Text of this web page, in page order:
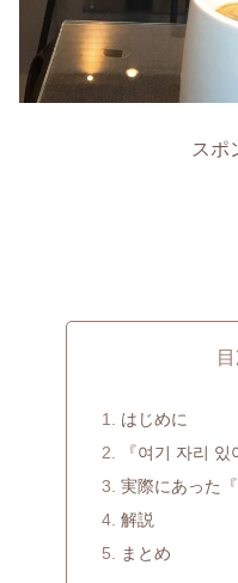
スポ
はじめに
『여기 자리
実際にあった
解説
まとめ